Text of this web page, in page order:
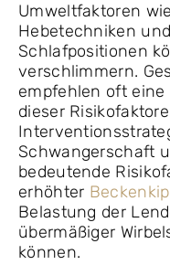
Umweltfaktoren
Hebetechniken
Schlafpositionen
verschlimmern.
empfehlen oft
dieser
Schwangerschaft
bedeutende
erhöhter
Belastung der
übermäßiger
können.